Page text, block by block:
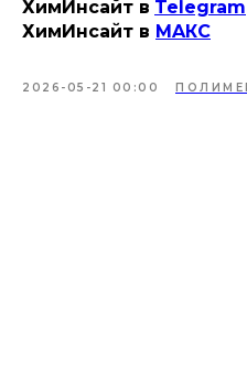
ХимИнсайт в Telegram
ХимИнсайт в MAКС
2026-05-21 00:00